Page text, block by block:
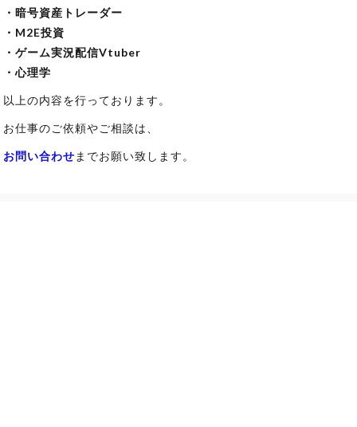
・暗号資産トレーダー
・M2E投資
・ゲーム実況配信Vtuber
・心理学
以上の内容を行っております。
お仕事のご依頼やご相談は、
お問い合わせ までお願い致します。